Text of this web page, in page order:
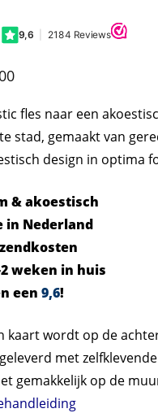
fles naar een
stad, gemaakt van
design in optima
& akoestisch
in Nederland
weken in huis
een 9,6!
kaart wordt op de
met
gemakkelijk op de